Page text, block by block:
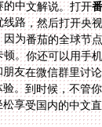
的中文解说。打开
朋友在微信群里
。到时候，不管
享受国内的中文